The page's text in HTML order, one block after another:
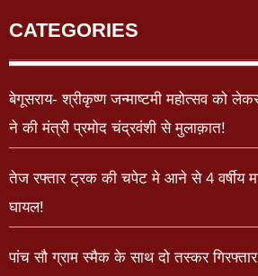
CATEGORIES
बेगूसराय- श्रीकृष्ण जन्माष्टमी महोत्सव को
ने की मंत्री प्रमोद चंद्रवंशी से मुलाक़ात!
तेज रफ्तार ट्रक की चपेट मे आने से 4 वर्षीय
घायल!
पांच सौ ग्राम स्मैक के साथ दो तस्कर